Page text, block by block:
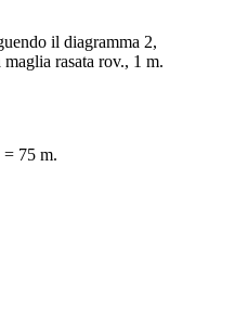
il diagramma 2,
rasata rov., 1 m.
75 m.